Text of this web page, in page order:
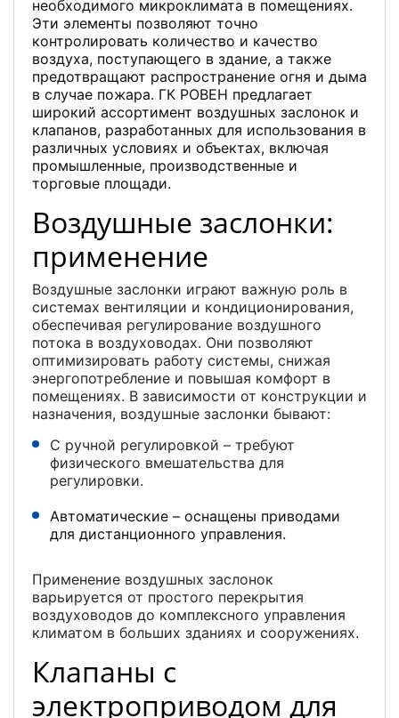
необходимого микроклимата в помещениях.
Эти элементы позволяют точно
контролировать количество и качество
воздуха, поступающего в здание, а также
предотвращают распространение огня и дыма
в случае пожара. ГК РОВЕН предлагает
широкий ассортимент воздушных заслонок и
клапанов, разработанных для использования в
различных условиях и объектах, включая
промышленные, производственные и
торговые площади.
Воздушные заслонки:
применение
Воздушные заслонки играют важную роль в
системах вентиляции и кондиционирования,
обеспечивая регулирование воздушного
потока в воздуховодах. Они позволяют
оптимизировать работу системы, снижая
энергопотребление и повышая комфорт в
помещениях. В зависимости от конструкции и
назначения, воздушные заслонки бывают:
С ручной регулировкой – требуют
физического вмешательства для
регулировки.
Автоматические – оснащены приводами
для дистанционного управления.
Применение воздушных заслонок
варьируется от простого перекрытия
воздуховодов до комплексного управления
климатом в больших зданиях и сооружениях.
Клапаны с
электроприводом для